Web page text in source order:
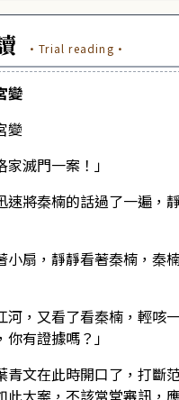
·Trial reading·
變
變
滅門一案！」
速將秦楠的話過了一遍，
小扇，靜靜看著秦楠，秦
河，又看了看秦楠，輕咳
有證據嗎？」
青文在此時開口了，打斷
此大案，不該當堂審訊，